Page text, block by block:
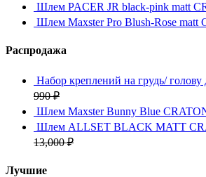
Шлем PACER JR black-pink matt
Шлем Maxster Pro Blush-Rose matt
Распродажа
Набор креплений на грудь/
990₽
Шлем Maxster Bunny Blue
Шлем ALLSET BLACK MATT
13,000₽
Лучшие